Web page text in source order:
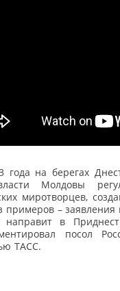
года на берегах
Молдовы
миротворцев,
примеров – заявления
направит в
посол
ТАСС.